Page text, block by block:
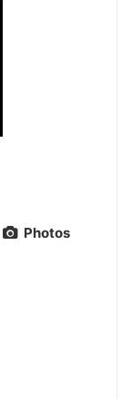
Photos